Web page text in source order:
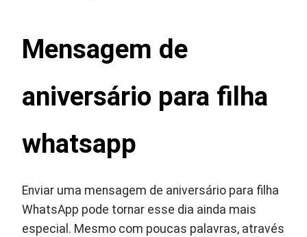
Mensagem de
aniversário para filha
whatsapp
Enviar uma mensagem de aniversário para filha
WhatsApp pode tornar esse dia ainda mais
especial. Mesmo com poucas palavras, através